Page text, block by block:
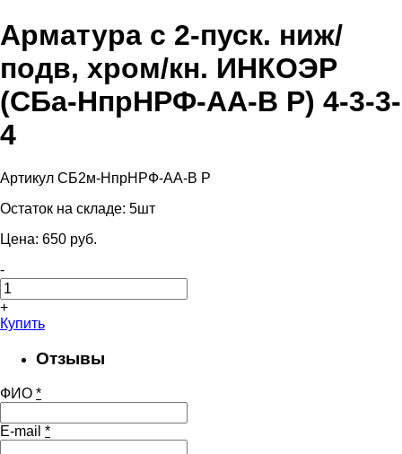
Арматура с 2-пуск. ниж/
подв, хром/кн. ИНКОЭР
(СБа-НпрНРФ-АА-В Р) 4-3-3-
4
Артикул СБ2м-НпрНРФ-АА-В Р
Остаток на складе: 5шт
Цена: 650 pуб.
-
+
Купить
Отзывы
ФИО *
E-mail *